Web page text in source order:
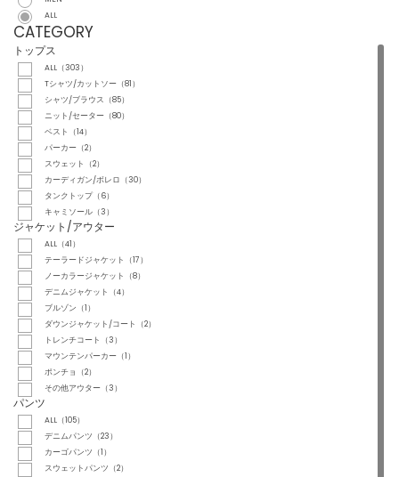
ALL
CATEGORY
トップス
ALL（303）
Tシャツ/カットソー（81）
シャツ/ブラウス（85）
ニット/セーター（80）
ベスト（14）
パーカー（2）
スウェット（2）
カーディガン/ボレロ（30）
タンクトップ（6）
キャミソール（3）
ジャケット/アウター
ALL（41）
テーラードジャケット（17）
ノーカラージャケット（8）
デニムジャケット（4）
ブルゾン（1）
ダウンジャケット/コート（2）
トレンチコート（3）
マウンテンパーカー（1）
ポンチョ（2）
その他アウター（3）
パンツ
ALL（105）
デニムパンツ（23）
カーゴパンツ（1）
スウェットパンツ（2）